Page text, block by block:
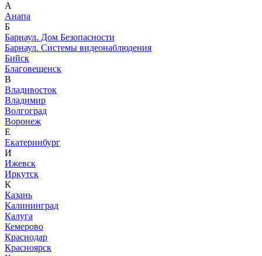
А
Анапа
Б
Барнаул. Дом Безопасности
Барнаул. Системы видеонаблюдения
Бийск
Благовещенск
В
Владивосток
Владимир
Волгоград
Воронеж
Е
Екатеринбург
И
Ижевск
Иркутск
К
Казань
Калининград
Калуга
Кемерово
Краснодар
Красноярск